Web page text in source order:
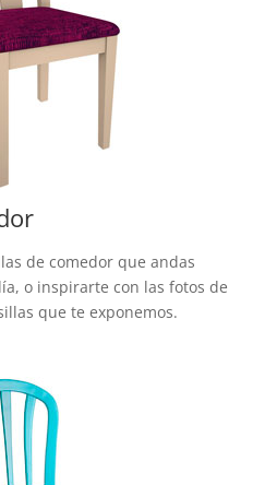
de comedor que andas
o inspirarte con las fotos de
que te exponemos.